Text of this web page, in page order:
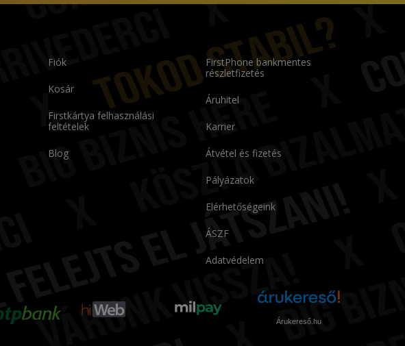
Fiók
Kosár
Firstkártya felhasználási
feltételek
Blog
FirstPhone bankmentes
részletfizetés
Áruhitel
Karrier
Átvétel és fizetés
Pályázatok
Elérhetőségeink
ÁSZF
Adatvédelem
Árukereső.hu